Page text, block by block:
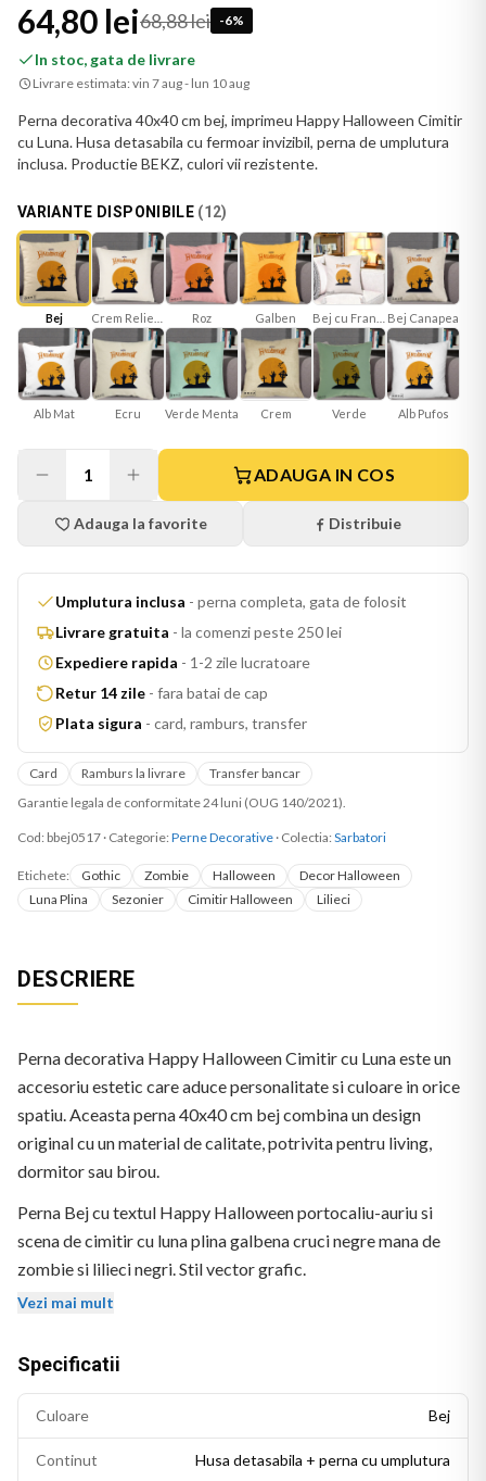
64,80 lei68,88 lei -6%
In stoc, gata de livrare
Livrare estimata: vin 7 aug - lun 10 aug
Perna decorativa 40x40 cm bej, imprimeu Happy Halloween Cimitir
cu Luna. Husa detasabila cu fermoar invizibil, perna de umplutura
inclusa. Productie BEKZ, culori vii rezistente.
VARIANTE DISPONIBILE (12)
Bej Roz Galben Bej Canapea
Alb Mat Ecru Verde Menta Crem Verde Alb Pufos
1 ADAUGA IN COS
Adauga la favorite Distribuie
Umplutura inclusa - perna completa, gata de folosit
Livrare gratuita - la comenzi peste 250 lei
Expediere rapida - 1-2 zile lucratoare
Retur 14 zile - fara batai de cap
Plata sigura - card, ramburs, transfer
Card Ramburs la livrare
Transfer bancar
Garantie legala de conformitate 24 luni (OUG 140/2021).
Cod: bbej0517 · Categorie: Perne Decorative · Colectia: Sarbatori
Etichete: Gothic Zombie Halloween
Decor Halloween
Luna Plina
Sezonier Cimitir Halloween Lilieci
DESCRIERE
Perna decorativa Happy Halloween Cimitir cu Luna este un
accesoriu estetic care aduce personalitate si culoare in orice
spatiu. Aceasta perna 40x40 cm bej combina un design
original cu un material de calitate, potrivita pentru living,
dormitor sau birou.
Perna Bej cu textul Happy Halloween portocaliu-auriu si
scena de cimitir cu luna plina galbena cruci negre mana de
zombie si lilieci negri. Stil vector grafic.
Vezi mai mult
Specificatii
Culoare Bej
Continut Husa detasabila + perna cu umplutura